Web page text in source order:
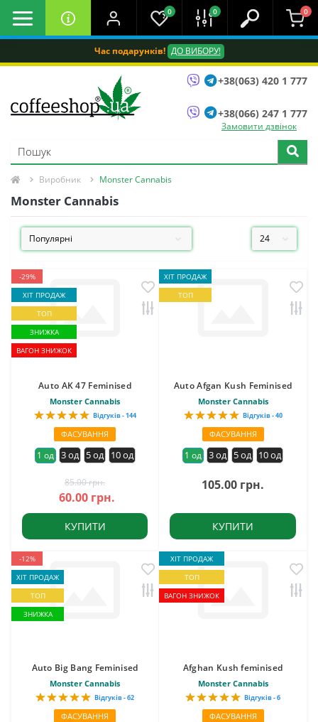
Час подарунків! ДО ВИБОРУ!
0 0 0
+38(063) 420 1 777
+38(066) 247 1 777
Замовити дзвінок
Виробник Monster Cannabis
Monster Cannabis
-29%
ХІТ ПРОДАЖ
ТОП
ЗНИЖКА
ВАГОН ЗНИЖОК
Auto AK 47 Feminised
Monster Cannabis
Відгуків - 144
ФАСУВАННЯ
1 од 3 од 5 од 10 од
85.00 грн.
60.00 грн.
КУПИТИ
ХІТ ПРОДАЖ
ТОП
Auto Afgan Kush Feminised
Monster Cannabis
Відгуків - 40
ФАСУВАННЯ
1 од 3 од 5 од 10 од
105.00 грн.
КУПИТИ
-12%
ХІТ ПРОДАЖ
ТОП
ЗНИЖКА
Auto Big Bang Feminised
Monster Cannabis
Відгуків - 62
ФАСУВАННЯ
ХІТ ПРОДАЖ
ТОП
ВАГОН ЗНИЖОК
Afghan Kush feminised
Monster Cannabis
Відгуків - 6
ФАСУВАННЯ